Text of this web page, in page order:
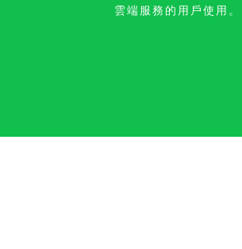
雲端服務的用戶使用。